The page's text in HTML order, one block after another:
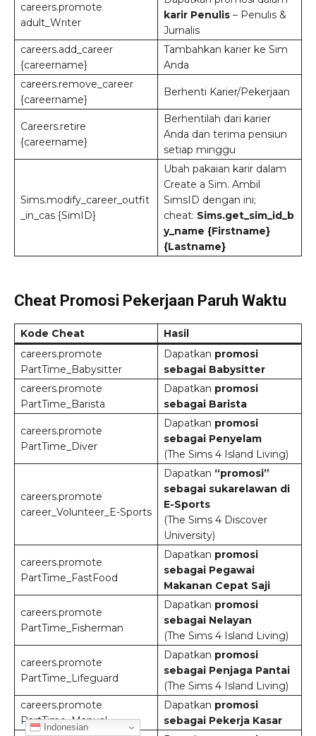
careers.promote
adult_Writer
karir Penulis – Penulis &
Jurnalis
careers.add_career
{careername}
Tambahkan karier ke Sim
Anda
careers.remove_career
{careername}
Berhenti Karier/Pekerjaan
Careers.retire
{careername}
Berhentilah dari karier
Anda dan terima pensiun
setiap minggu
Sims.modify_career_outfit
_in_cas {SimID}
Ubah pakaian karir dalam
Create a Sim. Ambil
SimsID dengan ini;
cheat: Sims.get_sim_id_b
y_name {Firstname}
{Lastname}
Cheat Promosi Pekerjaan Paruh Waktu
Kode Cheat
Hasil
careers.promote
PartTime_Babysitter
Dapatkan promosi
sebagai Babysitter
careers.promote
PartTime_Barista
Dapatkan promosi
sebagai Barista
careers.promote
PartTime_Diver
Dapatkan promosi
sebagai Penyelam
(The Sims 4 Island Living)
careers.promote
career_Volunteer_E-Sports
Dapatkan “promosi”
sebagai sukarelawan di
E-Sports
(The Sims 4 Discover
University)
careers.promote
PartTime_FastFood
Dapatkan promosi
sebagai Pegawai
Makanan Cepat Saji
careers.promote
PartTime_Fisherman
Dapatkan promosi
sebagai Nelayan
(The Sims 4 Island Living)
careers.promote
PartTime_Lifeguard
Dapatkan promosi
sebagai Penjaga Pantai
(The Sims 4 Island Living)
careers.promote
PartTime_Manual
Dapatkan promosi
sebagai Pekerja Kasar
Indonesian